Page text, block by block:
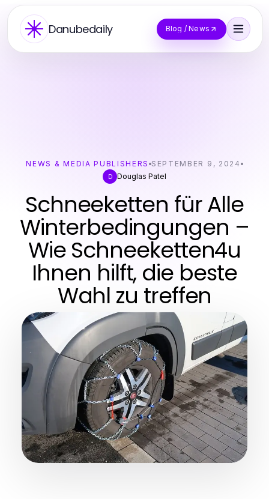
Danubedaily Blog / News
NEWS & MEDIA PUBLISHERS SEPTEMBER 9, 2024
D Douglas Patel
Schneeketten für Alle
Winterbedingungen –
Wie Schneeketten4u
Ihnen hilft, die beste
Wahl zu treffen